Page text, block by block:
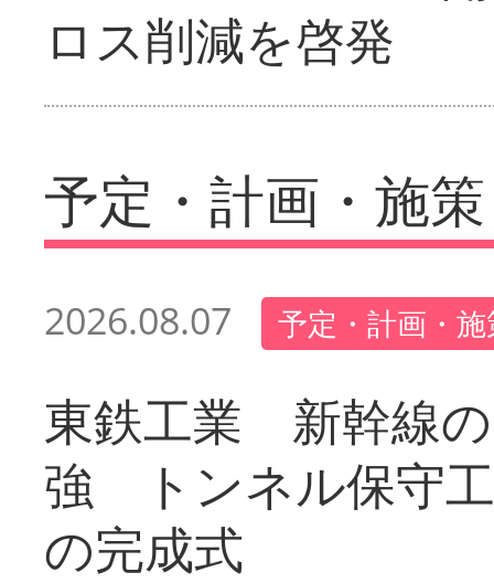
ロス削減を啓発
予定・計画・施策
2026.08.07 予定・計画・
東鉄工業 新幹線
強 トンネル保守
の完成式